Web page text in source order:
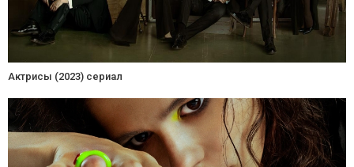
Актрисы (2023) сериал